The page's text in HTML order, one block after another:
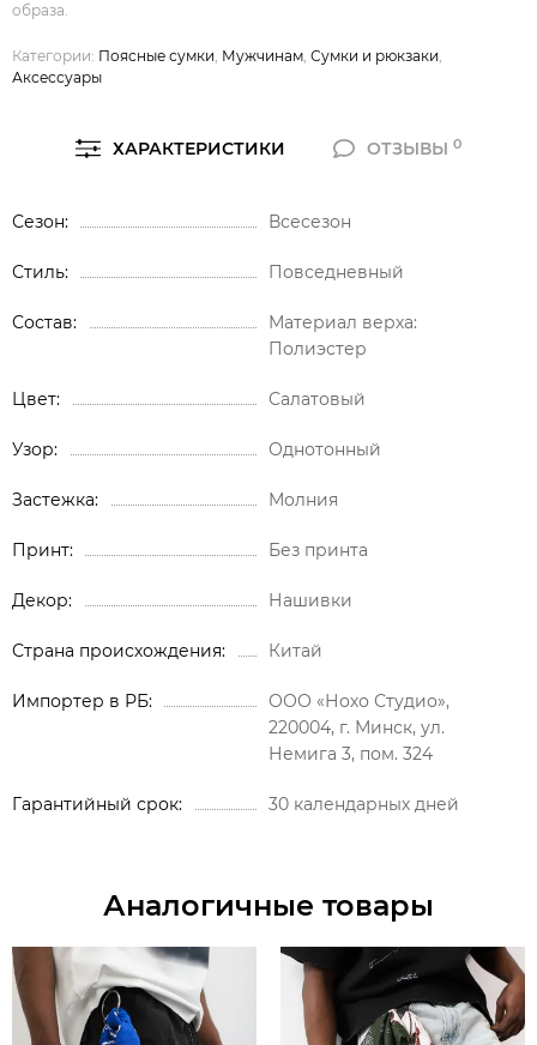
образа.
Категории: Поясные сумки, Мужчинам, Сумки и рюкзаки,
Аксессуары
ХАРАКТЕРИСТИКИ ОТЗЫВЫ0
Сезон Всесезон
Стиль Повседневный
Состав
Материал верха:
Полиэстер
Цвет Салатовый
Узор Однотонный
Застежка Молния
Принт Без принта
Декор Нашивки
Страна происхождения Китай
Импортер в РБ
ООО «Нохо Студио»,
220004, г. Минск, ул.
Немига 3, пом. 324
Гарантийный срок 30 календарных дней
Аналогичные товары